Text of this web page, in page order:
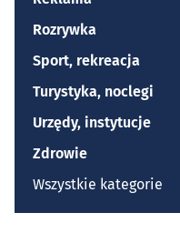
Rozrywka
Sport, rekreacja
Turystyka, noclegi
Urzędy, instytucje
Zdrowie
Wszystkie kategorie